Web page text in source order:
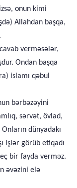
onun kimi
Allahdan başqa,
verməsələr,
Ondan başqa
islamı qəbul
bərbəzəyini
sərvət, övlad,
dünyadakı
işlər görüb etiqadı
bir fayda verməz.
əvəzini elə